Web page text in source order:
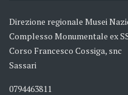
Direzione regionale Musei
Complesso Monumentale ex
Corso Francesco Cossiga, snc
Sassari
0794463811